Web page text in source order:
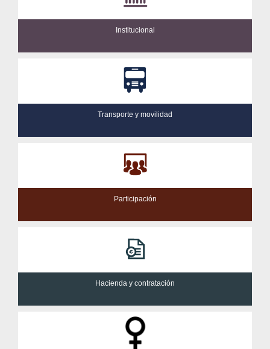
Institucional
Transporte y movilidad
Participación
Hacienda y contratación